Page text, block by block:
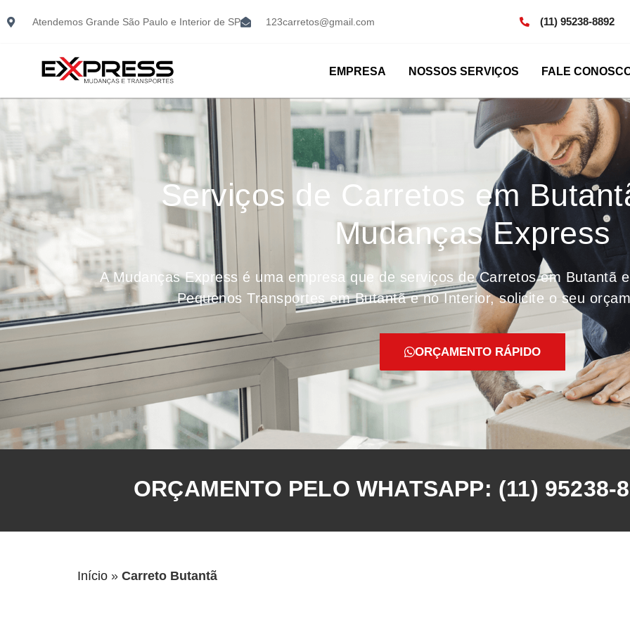
Atendemos Grande São Paulo e Interior de SP 123carretos@gmail.com (11) 95238-8892
EMPRESA NOSSOS SERVIÇOS FALE
Serviços de Carretos em
Mudanças Express
A Mudanças Express é uma empresa que de serviços de Carretos em Butantã
Pequenos Transportes em Butantã e no Interior, solicite o seu
ORÇAMENTO RÁPIDO
ORÇAMENTO PELO WHATSAPP: (11) 95238-
Início » Carreto Butantã